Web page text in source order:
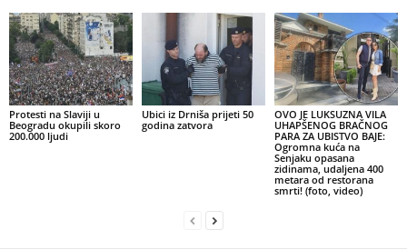
Protesti na Slaviji u
Beogradu okupili skoro
200.000 ljudi
Ubici iz Drniša prijeti 50
godina zatvora
OVO JE LUKSUZNA VILA
UHAPŠENOG BRAČNOG
PARA ZA UBISTVO BAJE:
Ogromna kuća na
Senjaku opasana
zidinama, udaljena 400
metara od restorana
smrti! (foto, video)